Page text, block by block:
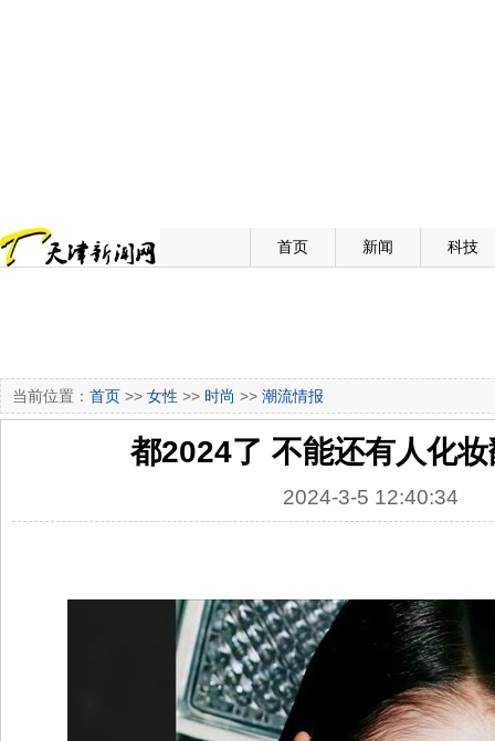
首页 新闻 科技
当前位置： 首页 >> 女性 >> 时尚 >> 潮流情报
都2024了 不能还有人化
2024-3-5 12:40:34